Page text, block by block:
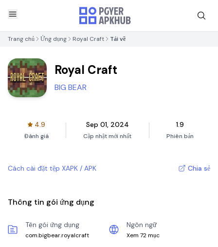
Trang chủ Ứng dụng Royal Craft Tải về
Royal Craft
BIG BEAR
4.9
Đánh giá
Sep 01, 2024
Cập nhật mới nhất
1.9
Phiên bản
Cách cài đặt tệp XAPK / APK Chia sẻ
Thông tin gói ứng dụng
Tên gói ứng dụng
com.bigbear.royalcraft
Ngôn ngữ
Xem 72 mục